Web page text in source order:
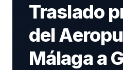
Traslado
del
Málaga a